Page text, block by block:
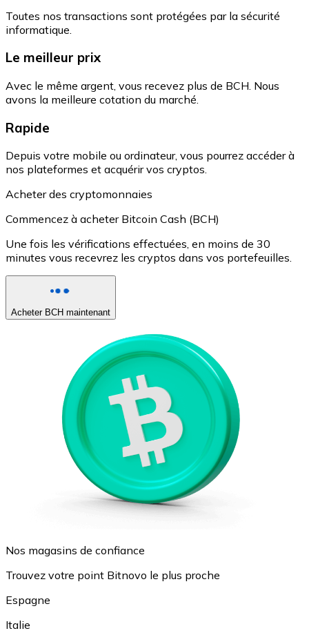
Toutes nos transactions sont protégées par la sécurité
informatique.
Le meilleur prix
Avec le même argent, vous recevez plus de BCH. Nous
avons la meilleure cotation du marché.
Rapide
Depuis votre mobile ou ordinateur, vous pourrez accéder à
nos plateformes et acquérir vos cryptos.
Acheter des cryptomonnaies
Commencez à acheter Bitcoin Cash (BCH)
Une fois les vérifications effectuées, en moins de 30
minutes vous recevrez les cryptos dans vos portefeuilles.
Acheter BCH maintenant
Nos magasins de confiance
Trouvez votre point Bitnovo le plus proche
Espagne
Italie